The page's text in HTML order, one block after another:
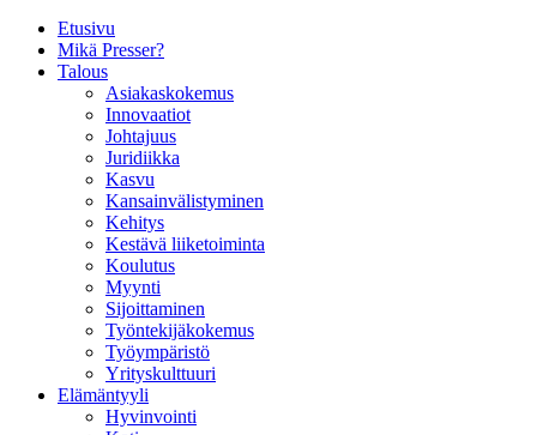
Etusivu
Mikä Presser?
Talous
Asiakaskokemus
Innovaatiot
Johtajuus
Juridiikka
Kasvu
Kansainvälistyminen
Kehitys
Kestävä liiketoiminta
Koulutus
Myynti
Sijoittaminen
Työntekijäkokemus
Työympäristö
Yrityskulttuuri
Elämäntyyli
Hyvinvointi